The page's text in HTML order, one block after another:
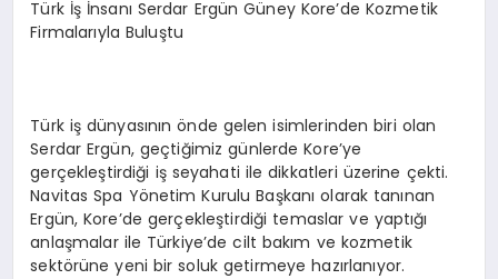
Türk İş İnsanı Serdar Ergün Güney Kore’de Kozmetik
Firmalarıyla Buluştu
Türk iş dünyasının önde gelen isimlerinden biri olan
Serdar Ergün, geçtiğimiz günlerde Kore’ye
gerçekleştirdiği iş seyahati ile dikkatleri üzerine çekti.
Navitas Spa Yönetim Kurulu Başkanı olarak tanınan
Ergün, Kore’de gerçekleştirdiği temaslar ve yaptığı
anlaşmalar ile Türkiye’de cilt bakım ve kozmetik
sektörüne yeni bir soluk getirmeye hazırlanıyor.